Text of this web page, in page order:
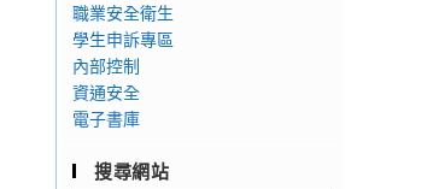
職業安全衛生
學生申訴專區
內部控制
資通安全
電子書庫
搜尋網站